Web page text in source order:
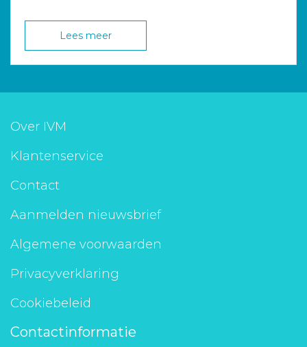
Lees meer
Over IVM
Klantenservice
Contact
Aanmelden nieuwsbrief
Algemene voorwaarden
Privacyverklaring
Cookiebeleid
Contactinformatie